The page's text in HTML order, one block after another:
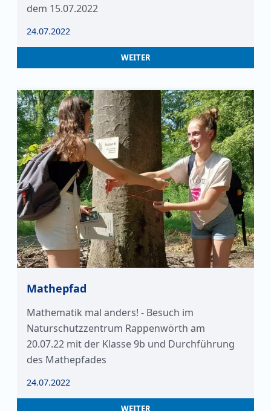
dem 15.07.2022
24.07.2022
WEITER
Mathepfad
Mathematik mal anders! - Besuch im
Naturschutzzentrum Rappenwörth am
20.07.22 mit der Klasse 9b und Durchführung
des Mathepfades
24.07.2022
WEITER